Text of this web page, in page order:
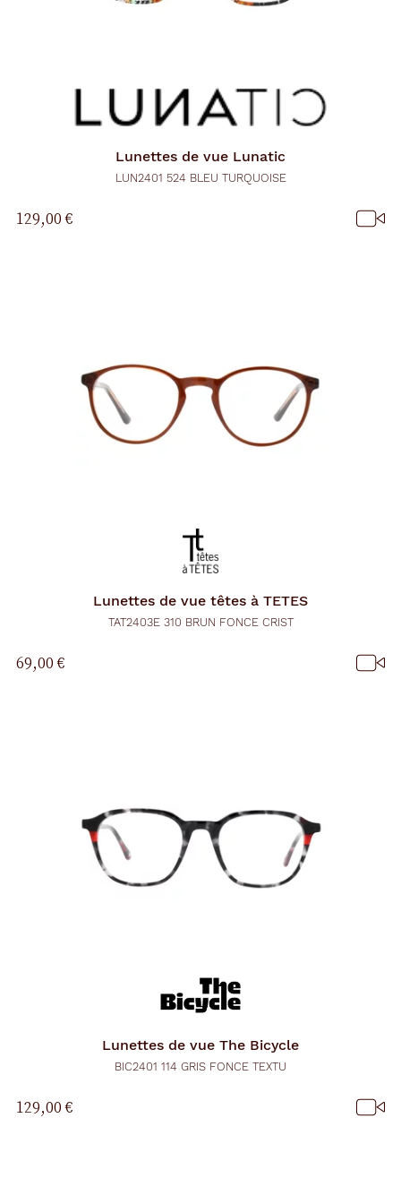
Lunettes de vue Lunatic
LUN2401 524 BLEU TURQUOISE
129,00 €
Lunettes de vue têtes à TETES
TAT2403E 310 BRUN FONCE CRIST
69,00 €
Lunettes de vue The Bicycle
BIC2401 114 GRIS FONCE TEXTU
129,00 €